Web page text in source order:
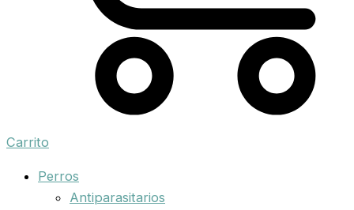
Carrito
Perros
Antiparasitarios